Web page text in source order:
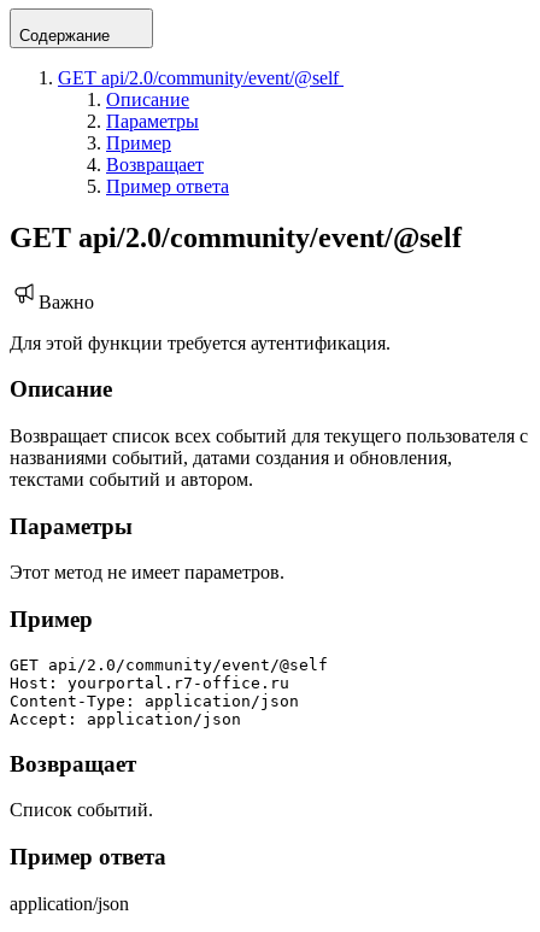
Содержание
GET api/2.0/community/event/@self
Описание
Параметры
Пример
Возвращает
Пример ответа
GET api/2.0/community/event/@self
Важно
Для этой функции требуется аутентификация.
Описание
Возвращает список всех событий для текущего пользователя с
названиями событий, датами создания и обновления,
текстами событий и автором.
Параметры
Этот метод не имеет параметров.
Пример
GET api/2.0/community/event/@self
Host: yourportal.r7-office.ru
Content-Type: application/json
Accept: application/json
Возвращает
Список событий.
Пример ответа
application/json